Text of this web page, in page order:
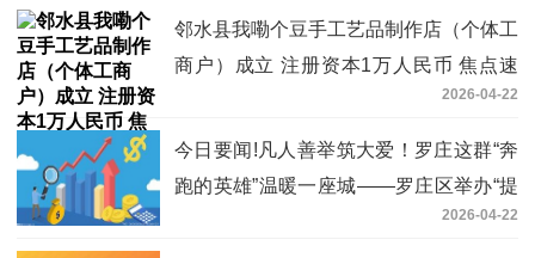
邻水县我嘞个豆手工艺品制作店（个体工
商户）成立 注册资本1万人民币 焦点速
2026-04-22
今日要闻!凡人善举筑大爱！罗庄这群“奔
跑的英雄”温暖一座城——罗庄区举办“提
升应急能力 赋能身边群众”文明实践活动
2026-04-22